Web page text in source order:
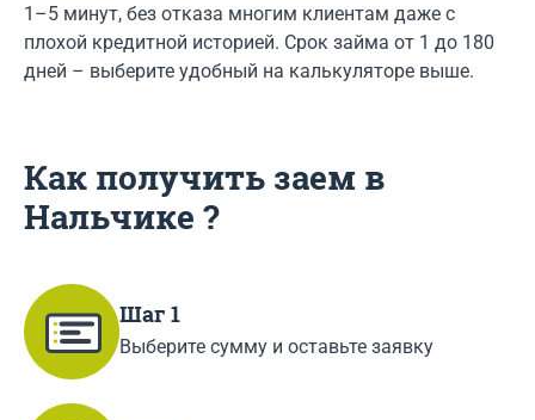
1–5 минут, без отказа многим клиентам даже с
плохой кредитной историей. Срок займа от 1 до 180
дней – выберите удобный на калькуляторе выше.
Как получить заем в
Нальчике ?
Шаг 1
Выберите сумму и оставьте заявку